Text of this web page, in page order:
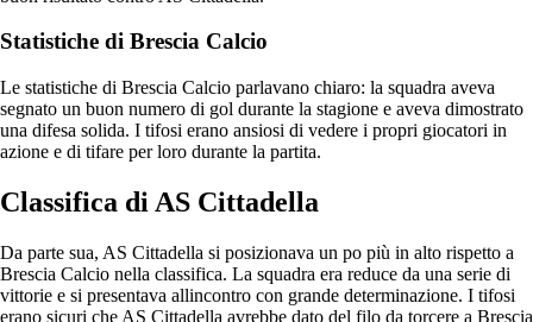
Statistiche di Brescia Calcio
Le statistiche di Brescia Calcio parlavano chiaro: la squadra aveva
segnato un buon numero di gol durante la stagione e aveva dimostrato
una difesa solida. I tifosi erano ansiosi di vedere i propri giocatori in
azione e di tifare per loro durante la partita.
Classifica di AS Cittadella
Da parte sua, AS Cittadella si posizionava un po più in alto rispetto a
Brescia Calcio nella classifica. La squadra era reduce da una serie di
vittorie e si presentava allincontro con grande determinazione. I tifosi
erano sicuri che AS Cittadella avrebbe dato del filo da torcere a Brescia